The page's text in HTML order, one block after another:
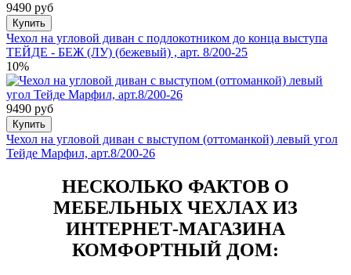
9490 руб
Купить
Чехол на угловой диван с подлокотником до конца выступа
ТЕЙДЕ - БЕЖ (ЛУ) (бежевый) , арт. 8/200-25
10%
9490 руб
Купить
Чехол на угловой диван с выступом (оттоманкой) левый угол
Тейде Марфил, арт.8/200-26
НЕСКОЛЬКО ФАКТОВ О
МЕБЕЛЬНЫХ ЧЕХЛАХ ИЗ
ИНТЕРНЕТ-МАГАЗИНА
КОМФОРТНЫЙ ДОМ: